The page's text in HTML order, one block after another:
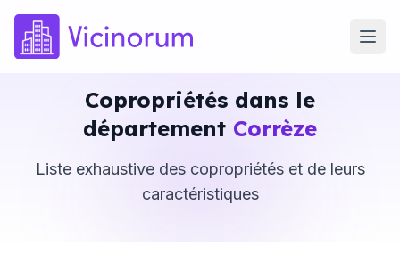
Copropriétés dans le
département Corrèze
Liste exhaustive des copropriétés et de leurs
caractéristiques